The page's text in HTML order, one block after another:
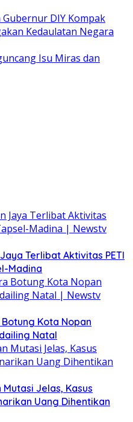
DIY Kompak
Kedaulatan Negara
Isu Miras dan
Terlibat Aktivitas PETI
Madina
Kota Nopan
Natal
Mutasi Jelas, Kasus
Uang Dihentikan